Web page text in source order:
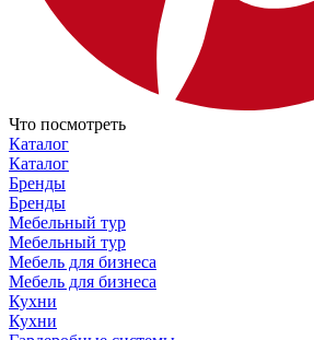
Что посмотреть
Каталог
Каталог
Бренды
Бренды
Мебельный тур
Мебельный тур
Мебель для бизнеса
Мебель для бизнеса
Кухни
Кухни